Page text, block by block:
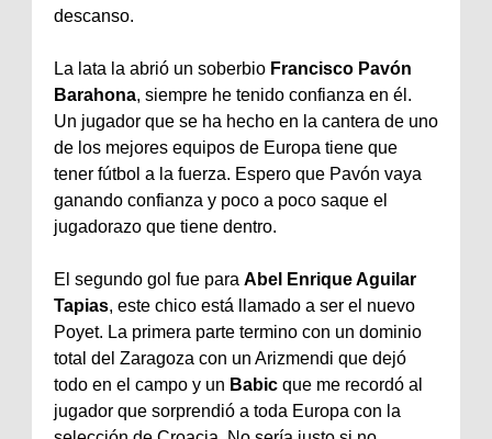
descanso.
La lata la abrió un soberbio Francisco Pavón
Barahona, siempre he tenido confianza en él.
Un jugador que se ha hecho en la cantera de uno
de los mejores equipos de Europa tiene que
tener fútbol a la fuerza. Espero que Pavón vaya
ganando confianza y poco a poco saque el
jugadorazo que tiene dentro.
El segundo gol fue para Abel EnriqueAguilar
Tapias, este chico está llamado a ser el nuevo
Poyet. La primera parte termino con un dominio
total del Zaragoza con un Arizmendi que dejó
todo en el campo y un Babic que me recordó al
jugador que sorprendió a toda Europa con la